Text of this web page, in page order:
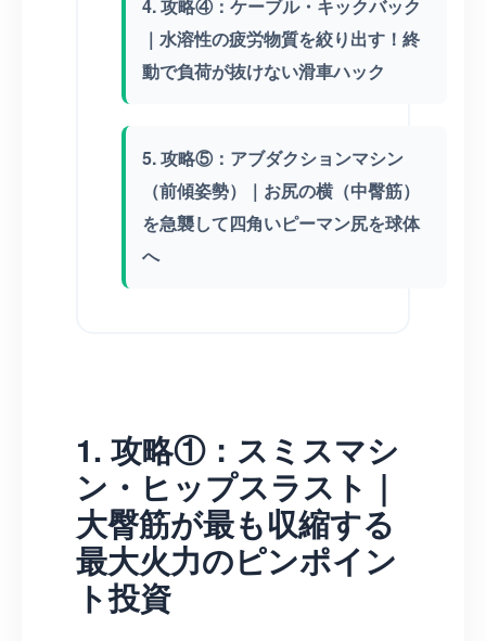
4. 攻略④：ケーブル・キックバック
｜水溶性の疲労物質を絞り出す！終
動で負荷が抜けない滑車ハック
5. 攻略⑤：アブダクションマシン
（前傾姿勢）｜お尻の横（中臀筋）
を急襲して四角いピーマン尻を球体
へ
1. 攻略①：スミスマシ
ン・ヒップスラスト｜
大臀筋が最も収縮する
最大火力のピンポイン
ト投資